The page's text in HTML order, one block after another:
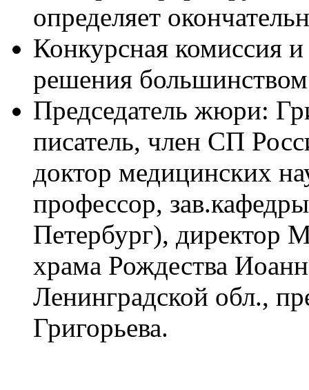
определяет
Конкурсная комиссия
решения большинством
Председатель жюри:
писатель, член СП
доктор медицинских
профессор,
Петербург), директор
храма Рождества
Ленинградской обл.,
Григорьева.